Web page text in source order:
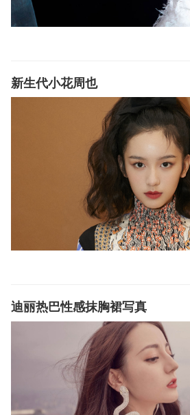
新生代小花周也
迪丽热巴性感抹胸裙写真